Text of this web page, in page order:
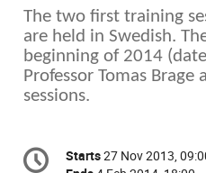
The two first training
are held in Swedish.
beginning of 2014
Professor Tomas
sessions.
Conference
Date/Time
Starts27 Nov 2013,